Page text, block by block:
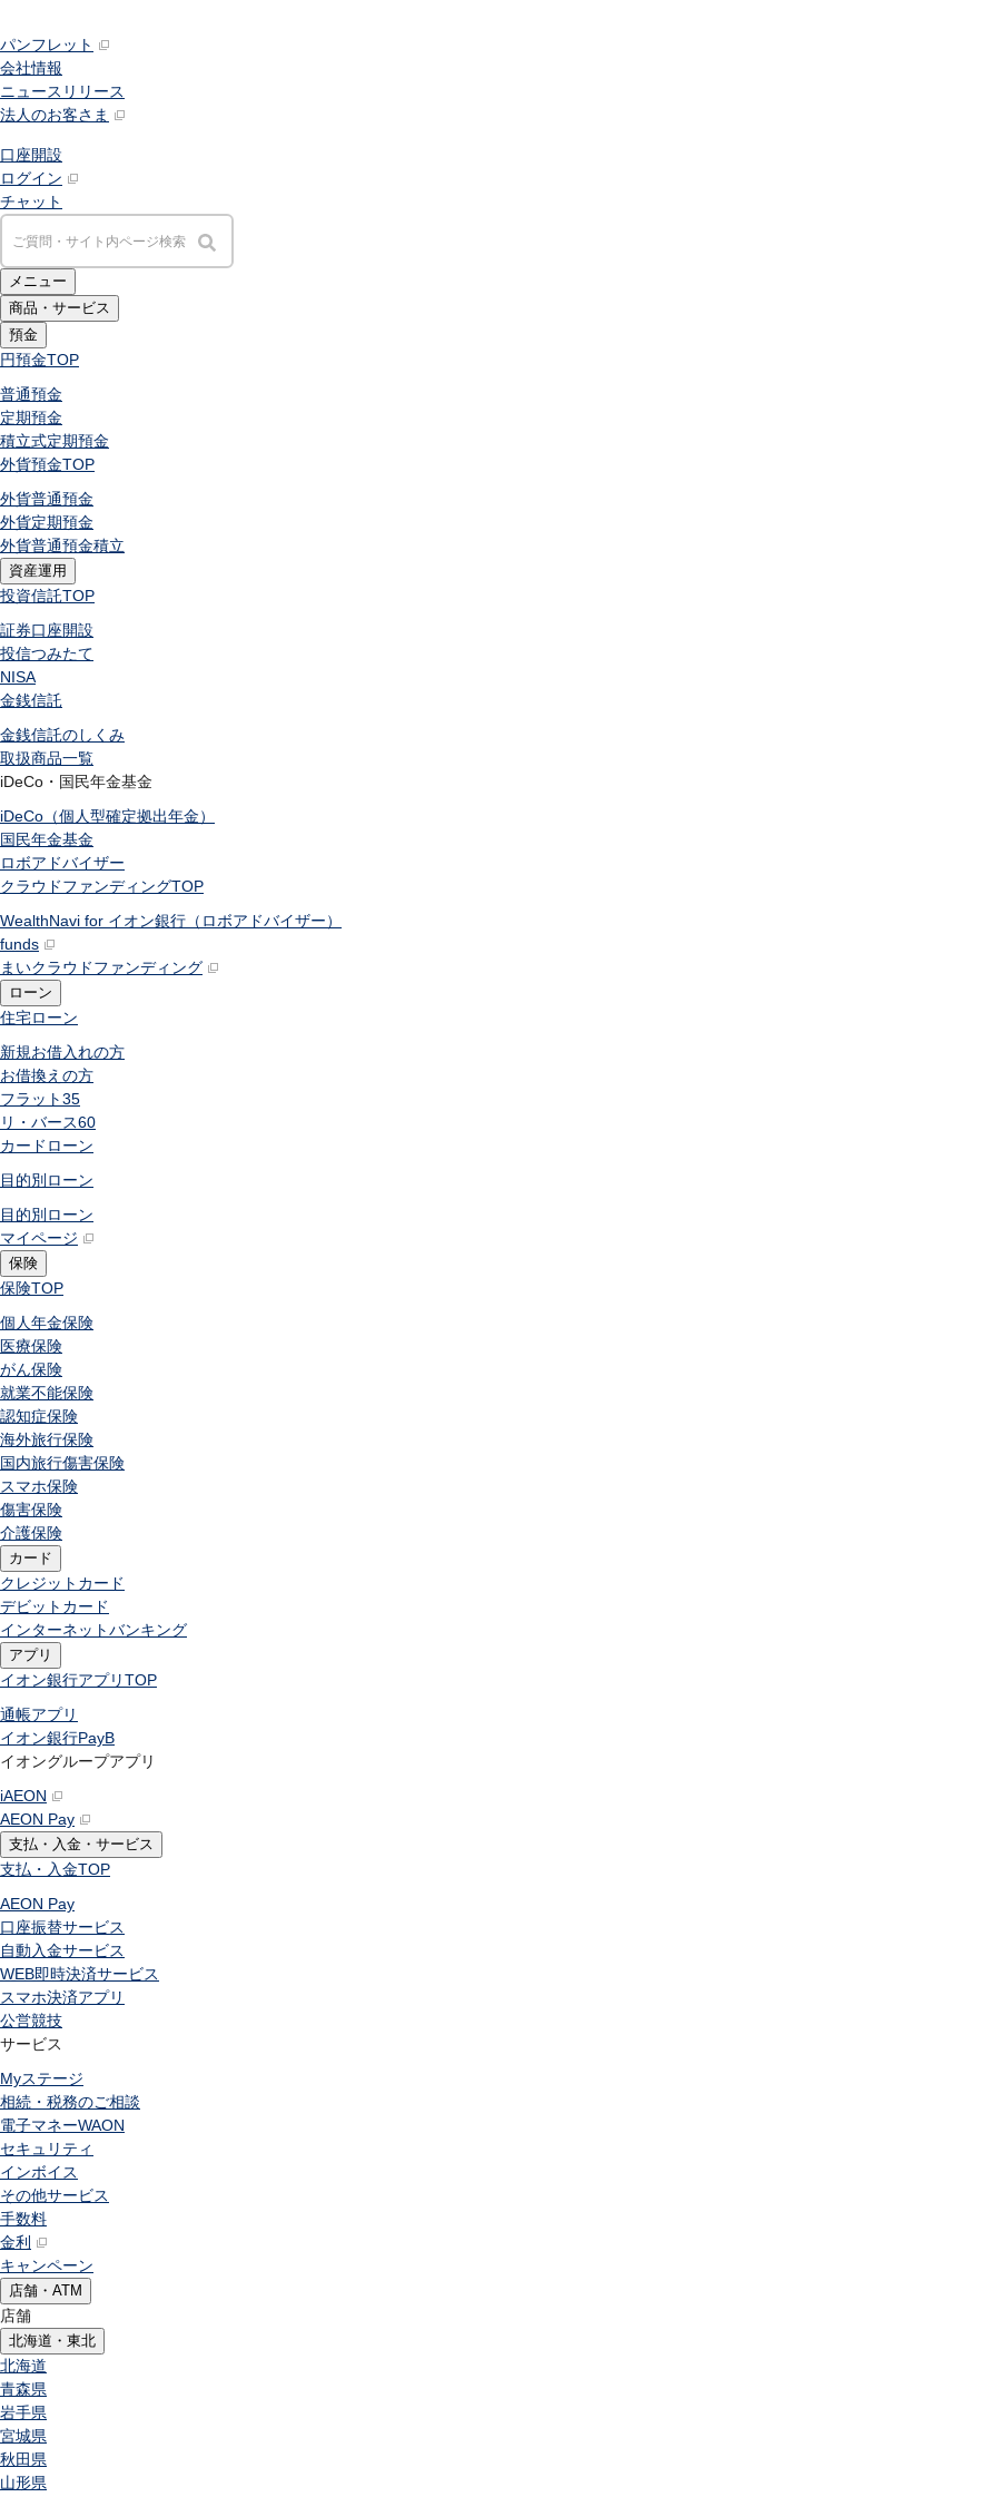
パンフレット
会社情報
ニュースリリース
法人のお客さま
口座開設
ログイン
チャット
メニュー
商品・サービス
預金
円預金TOP
普通預金
定期預金
積立式定期預金
外貨預金TOP
外貨普通預金
外貨定期預金
外貨普通預金積立
資産運用
投資信託TOP
証券口座開設
投信つみたて
NISA
金銭信託
金銭信託のしくみ
取扱商品一覧
iDeCo・国民年金基金
iDeCo（個人型確定拠出年金）
国民年金基金
ロボアドバイザー
クラウドファンディングTOP
WealthNavi for イオン銀行（ロボアドバイザー）
funds
まいクラウドファンディング
ローン
住宅ローン
新規お借入れの方
お借換えの方
フラット35
リ・バース60
カードローン
目的別ローン
目的別ローン
マイページ
保険
保険TOP
個人年金保険
医療保険
がん保険
就業不能保険
認知症保険
海外旅行保険
国内旅行傷害保険
スマホ保険
傷害保険
介護保険
カード
クレジットカード
デビットカード
インターネットバンキング
アプリ
イオン銀行アプリTOP
通帳アプリ
イオン銀行PayB
イオングループアプリ
iAEON
AEON Pay
支払・入金・サービス
支払・入金TOP
AEON Pay
口座振替サービス
自動入金サービス
WEB即時決済サービス
スマホ決済アプリ
公営競技
サービス
Myステージ
相続・税務のご相談
電子マネーWAON
セキュリティ
インボイス
その他サービス
手数料
金利
キャンペーン
店舗・ATM
店舗
北海道・東北
北海道
青森県
岩手県
宮城県
秋田県
山形県